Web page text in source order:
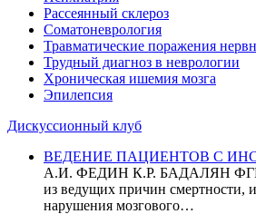
Рассеянный склероз
Соматоневрология
Травматические поражения
Трудный диагноз в неврологии
Хроническая ишемия мозга
Эпилепсия
Дискуссионный клуб
ВЕДЕНИЕ ПАЦИЕНТОВ С
А.И. ФЕДИН К.Р. БАДАЛЯН
из ведущих причин смертности,
нарушения мозгового…